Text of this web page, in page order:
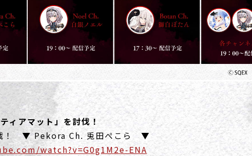
ィアマット」を討伐！
戦！ ▼ Pekora Ch. 兎田ぺこら ▼
watch?v=G0g1M2e-ENA